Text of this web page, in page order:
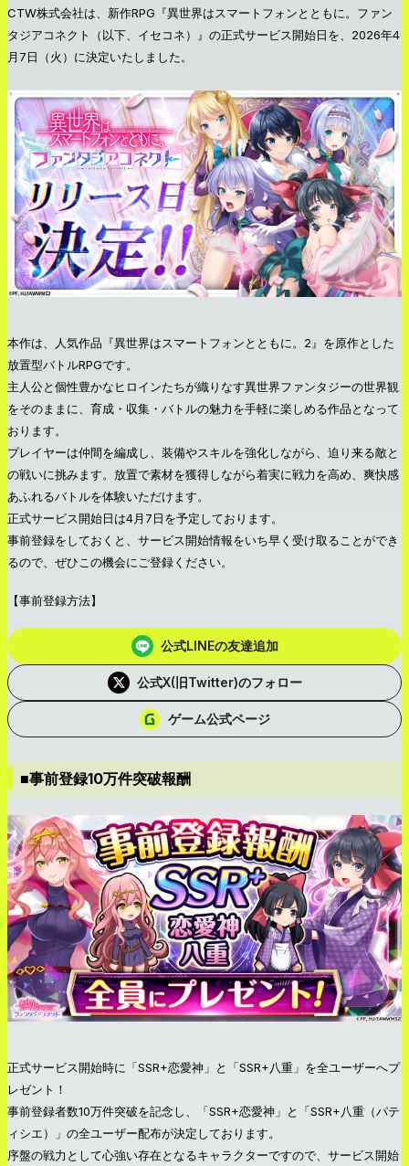
CTW株式会社は、新作RPG『異世界はスマートフォンとともに。ファン
タジアコネクト（以下、イセコネ）』の正式サービス開始日を、2026年4
月7日（火）に決定いたしました。
本作は、人気作品『異世界はスマートフォンとともに。2』を原作とした
放置型バトルRPGです。
主人公と個性豊かなヒロインたちが織りなす異世界ファンタジーの世界観
をそのままに、育成・収集・バトルの魅力を手軽に楽しめる作品となって
おります。
プレイヤーは仲間を編成し、装備やスキルを強化しながら、迫り来る敵と
の戦いに挑みます。放置で素材を獲得しながら着実に戦力を高め、爽快感
あふれるバトルを体験いただけます。
正式サービス開始日は4月7日を予定しております。
事前登録をしておくと、サービス開始情報をいち早く受け取ることができ
るので、ぜひこの機会にご登録ください。
【事前登録方法】
公式LINEの友達追加
公式X(旧Twitter)のフォロー
ゲーム公式ページ
■事前登録10万件突破報酬
正式サービス開始時に「SSR+恋愛神」と「SSR+八重」を全ユーザーへプ
レゼント！
事前登録者数10万件突破を記念し、「SSR+恋愛神」と「SSR+八重（パテ
ィシエ）」の全ユーザー配布が決定しております。
序盤の戦力として心強い存在となるキャラクターですので、サービス開始